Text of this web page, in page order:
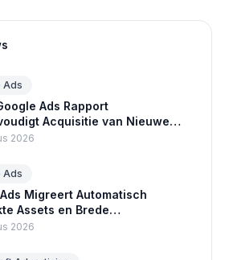
Ads
Ads Rapport
Acquisitie van Nieuwe
2026
Ads
Migreert Automatisch
Assets en Brede
naar AI Max
2026